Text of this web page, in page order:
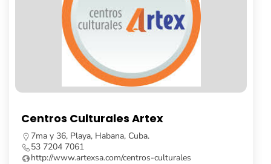
Librería Fayad Jamís
Calle Obispo, no. 261, e/ Cuba y Aguiar, La Habana
Vieja, Cuba.
53 7862 8091